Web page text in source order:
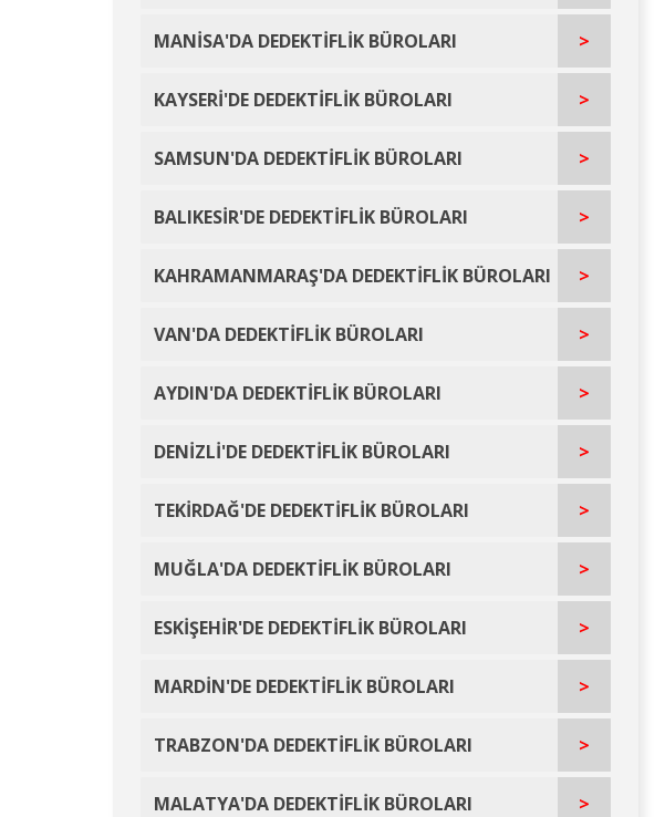
MANİSA'DA DEDEKTİFLİK BÜROLARI >
KAYSERİ'DE DEDEKTİFLİK BÜROLARI >
SAMSUN'DA DEDEKTİFLİK BÜROLARI >
BALIKESİR'DE DEDEKTİFLİK BÜROLARI >
KAHRAMANMARAŞ'DA DEDEKTİFLİK BÜROLARI >
VAN'DA DEDEKTİFLİK BÜROLARI >
AYDIN'DA DEDEKTİFLİK BÜROLARI >
DENİZLİ'DE DEDEKTİFLİK BÜROLARI >
TEKİRDAĞ'DE DEDEKTİFLİK BÜROLARI >
MUĞLA'DA DEDEKTİFLİK BÜROLARI >
ESKİŞEHİR'DE DEDEKTİFLİK BÜROLARI >
MARDİN'DE DEDEKTİFLİK BÜROLARI >
TRABZON'DA DEDEKTİFLİK BÜROLARI >
MALATYA'DA DEDEKTİFLİK BÜROLARI >